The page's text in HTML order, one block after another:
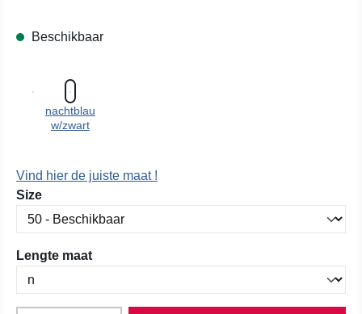
Beschikbaar
nachtblau
w/zwart
Vind hier de juiste maat !
Selecteer
Size
Selecteer
Lengte maat